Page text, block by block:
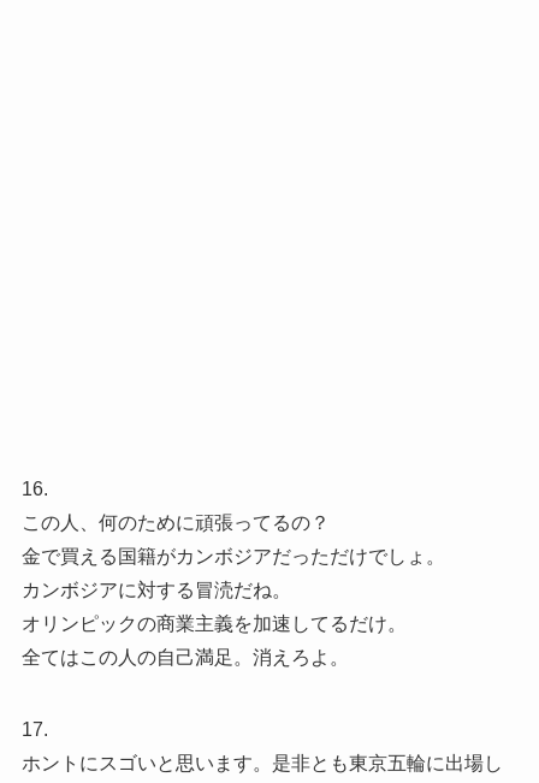
16.
この人、何のために頑張ってるの？
金で買える国籍がカンボジアだっただけでしょ。
カンボジアに対する冒涜だね。
オリンピックの商業主義を加速してるだけ。
全てはこの人の自己満足。消えろよ。
17.
ホントにスゴいと思います。是非とも東京五輪に出場し